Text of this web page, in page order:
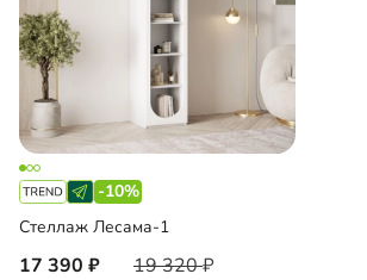
-10%
Стеллаж Лесама-1
17 390 19 320